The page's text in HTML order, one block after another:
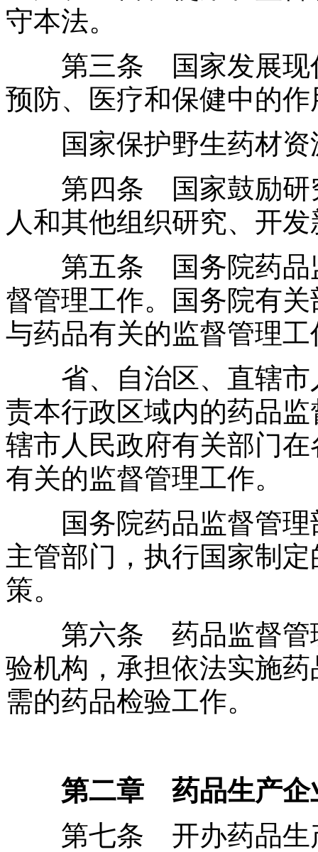
守本法。
第三条 国家发展现代
预防、医疗和保健中的作
国家保护野生药材资
第四条 国家鼓励研究
人和其他组织研究、开
第五条 国务院药品监
督管理工作。国务院有
与药品有关的监督管理工
省、自治区、直辖市
责本行政区域内的药品
辖市人民政府有关部门
有关的监督管理工作。
国务院药品监督管理
主管部门，执行国家制
策。
第六条 药品监督管理
验机构，承担依法实施
需的药品检验工作。
第二章 药品生产企
第七条 开办药品生产